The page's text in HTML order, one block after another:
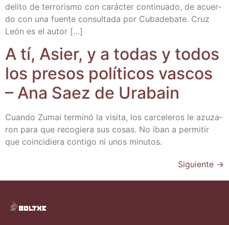
deli­to de terro­ris­mo con carác­ter con­ti­nua­do, de acuer­
do con una fuen­te con­sul­ta­da por Cuba­de­ba­te. Cruz
León es el autor […]
A tí, Asier, y a todas y todos
los pre­sos polí­ti­cos vas­cos
– Ana Saez de Urabain
Cuan­do Zumai ter­mi­nó la visi­ta, los car­ce­le­ros le azu­za­
ron para que reco­gie­ra sus cosas. No iban a per­mi­tir
que coin­ci­die­ra con­ti­go ni unos minutos.
Siguiente →